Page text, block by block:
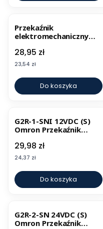
Przekaźnik
elektromechaniczny
Cena
28,95 zł
Cena
23,54 zł
Do koszyka
G2R-1-SNI 12VDC (S)
Omron Przekaźnik
Cena
29,98 zł
Cena
24,37 zł
Do koszyka
G2R-2-SN 24VDC (S)
Omron Przekaźnik